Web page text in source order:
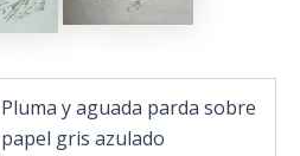
Pluma y aguada parda sobre
papel gris azulado